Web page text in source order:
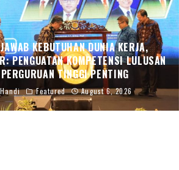
KEBUTUHAN DUNIA KERJA,
PENGUATAN KOMPETENSI LULUSAN
PERGURUAN TINGGI PENTING
Featured August 6, 2026